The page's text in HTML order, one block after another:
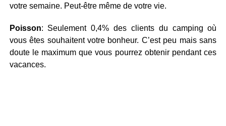
votre semaine. Peut-être même de votre vie.
Poisson: Seulement 0,4% des clients du camping où
vous êtes souhaitent votre bonheur. C’est peu mais sans
doute le maximum que vous pourrez obtenir pendant ces
vacances.